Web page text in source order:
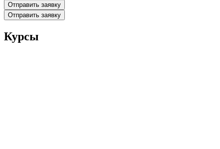
Отправить заявку
Отправить заявку
Курсы